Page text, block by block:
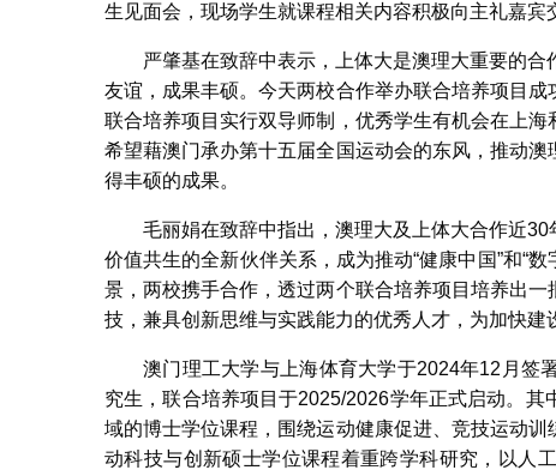
生见面会，现场学生就课程相关内容积极向主礼嘉宾
严肇基在致辞中表示，上体大是澳理大重要的
友谊，成果丰硕。今天两校合作举办联合培养项目
联合培养项目实行双导师制，优秀学生有机会在上
希望藉澳门承办第十五届全国运动会的东风，推动
得丰硕的成果。
毛丽娟在致辞中指出，澳理大及上体大合作近
价值共生的全新伙伴关系，成为推动“健康中国”和“
景，两校携手合作，透过两个联合培养项目培养出
技，兼具创新思维与实践能力的优秀人才，为加快建
澳门理工大学与上海体育大学于2024年12月签
究生，联合培养项目于2025/2026学年正式启动。
域的博士学位课程，围绕运动健康促进、竞技运动
动科技与创新硕士学位课程着重跨学科研究，以人